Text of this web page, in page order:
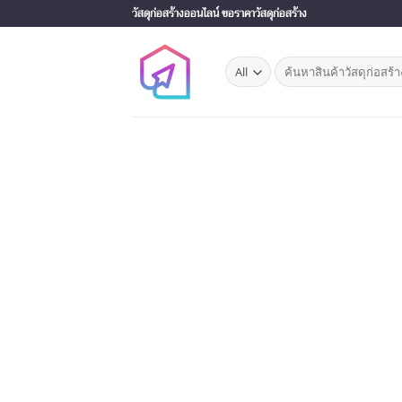
to
วัสดุก่อสร้างออนไลน์ ขอราคาวัสดุก่อสร้าง
Search
for: